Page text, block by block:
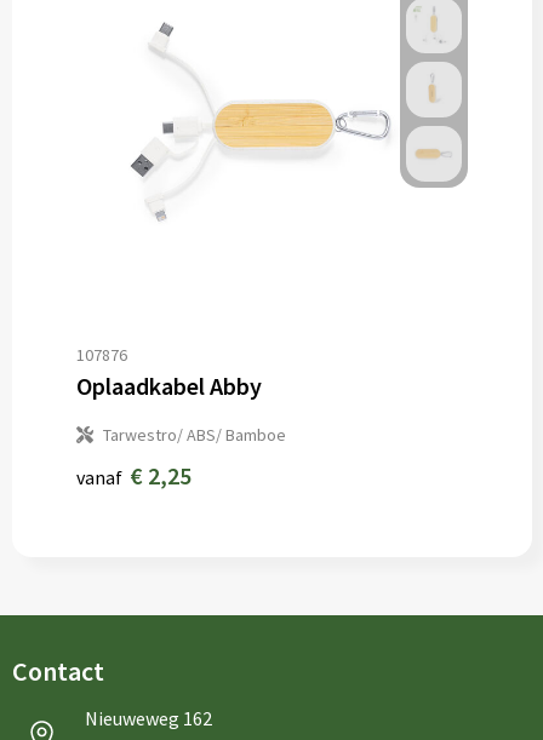
107876
Oplaadkabel Abby
Tarwestro/ ABS/ Bamboe
vanaf € 2,25
Contact
Nieuweweg 162